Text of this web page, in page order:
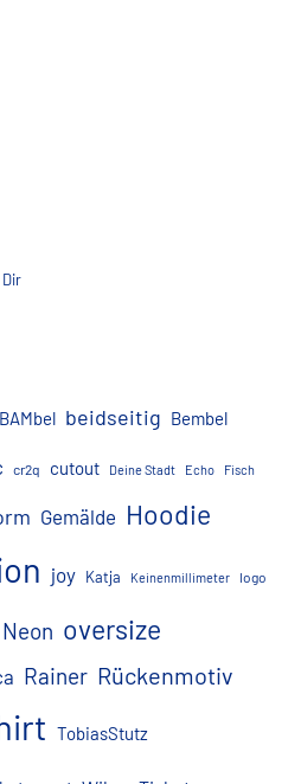
BAMbel beidseitig Bembel
cr2q cutout Deine Stadt Echo Fisch
Gemälde Hoodie
joy Katja Keinenmillimeter logo
Neon oversize
Rainer Rückenmotiv
TobiasStutz